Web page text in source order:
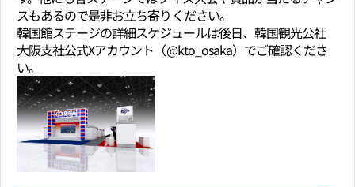
スもあるので是非お立ち寄りください。
韓国館ステージの詳細スケジュールは後日、韓国観光公社
大阪支社公式Xアカウント（@kto_osaka）でご確認くださ
い。